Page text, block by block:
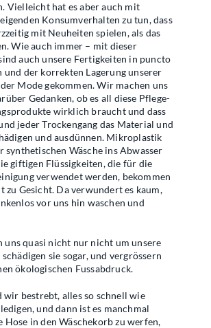
Vielleicht hat es aber auch mit
Konsumverhalten zu tun, dass
mit Neuheiten spielen, als das
Wie auch immer – mit dieser
auch unsere Fertigkeiten in puncto
und der korrekten Lagerung unserer
Mode gekommen. Wir machen uns
Gedanken, ob es all diese Pflege-
wirklich braucht und dass
jeder Trockengang das Material und
und ausdünnen. Mikroplastik
Wäsche ins Abwasser
giftigen Flüssigkeiten, die für die
verwendet werden, bekommen
zu Gesicht. Da verwundert es kaum,
vor uns hin waschen und
uns quasi nicht nur nicht um unsere
sie sogar, und vergrössern
ökologischen Fussabdruck.
wir bestrebt, alles so schnell wie
und dann ist es manchmal
Hose in den Wäschekorb zu werfen,